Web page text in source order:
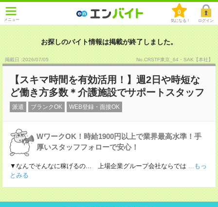
メニュー
0
気になる！ ログイン
お探しのバイト情報は掲載が終了しました。
掲載日 :2026/07/05 No.CRSTF東京_64・SAK【本社】
【スキマ時間を有効活用！】週2日や時短な
ど働き方多数＊介護施設でサポートスタッフ
派遣 ブランクOK WEB登録・面接OK
WワークOK！時給1900円以上で業界最高水準！手
厚いスタッフフォローで安心！
▼なんでそんなに稼げるの... 上場企業グループ会社ならでは ...もっ
とみる